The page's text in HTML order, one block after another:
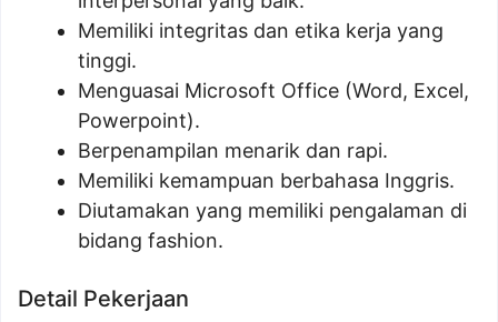
Memiliki integritas dan etika kerja yang
tinggi.
Menguasai Microsoft Office (Word, Excel,
Powerpoint).
Berpenampilan menarik dan rapi.
Memiliki kemampuan berbahasa Inggris.
Diutamakan yang memiliki pengalaman di
bidang fashion.
Detail Pekerjaan